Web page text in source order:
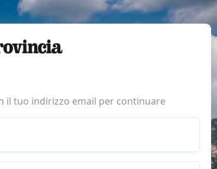
il tuo indirizzo email per continuare